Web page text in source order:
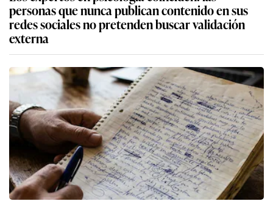
personas que nunca publican contenido en sus
redes sociales no pretenden buscar validación
externa